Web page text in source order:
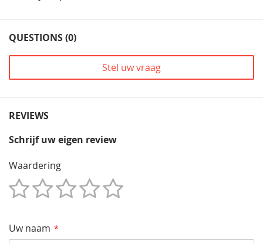
QUESTIONS (0)
Stel uw vraag
REVIEWS
Schrijf uw eigen review
Waardering
Uw naam